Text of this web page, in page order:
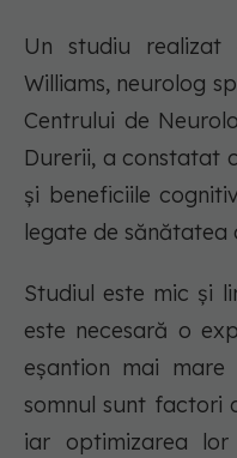
Un studiu realizat
Williams, neurolog
Centrului de
Durerii, a constatat
și beneficiile
legate de sănătatea
Studiul este mic și
este necesară o
eșantion mai
somnul sunt factori
iar optimizarea